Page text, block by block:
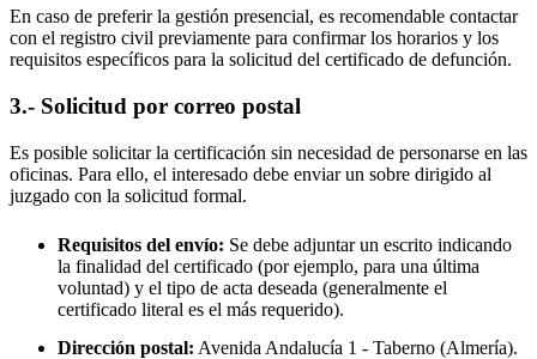
En caso de preferir la gestión presencial, es recomendable contactar
con el registro civil previamente para confirmar los horarios y los
requisitos específicos para la solicitud del certificado de defunción.
3.- Solicitud por correo postal
Es posible solicitar la certificación sin necesidad de personarse en las
oficinas. Para ello, el interesado debe enviar un sobre dirigido al
juzgado con la solicitud formal.
Requisitos del envío: Se debe adjuntar un escrito indicando
la finalidad del certificado (por ejemplo, para una última
voluntad) y el tipo de acta deseada (generalmente el
certificado literal es el más requerido).
Dirección postal: Avenida Andalucía 1 - Taberno (Almería).